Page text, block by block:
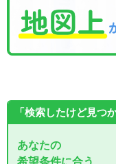
「検索したけど見つ
あなたの
希望条件に合う